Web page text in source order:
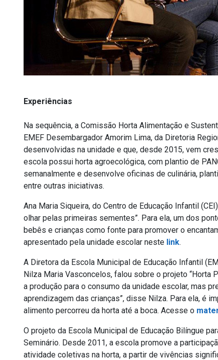
Experiências
Na sequência, a Comissão Horta Alimentação e
EMEF Desembargador Amorim Lima, da Diretoria
desenvolvidas na unidade e que, desde 2015, vem
escola possui horta agroecológica, com plantio de
semanalmente e desenvolve oficinas de culinária,
entre outras iniciativas.
Ana Maria Siqueira, do Centro de Educação Infantil
olhar pelas primeiras sementes”. Para ela, um dos
bebês e crianças como fonte para promover o
apresentado pela unidade escolar neste link.
A Diretora da Escola Municipal de Educação Infantil
Nilza Maria Vasconcelos, falou sobre o projeto “Horta
a produção para o consumo da unidade escolar, mas
aprendizagem das crianças”, disse Nilza. Para ela, é
alimento percorreu da horta até a boca. Acesse o
O projeto da Escola Municipal de Educação Bilíngue
Seminário. Desde 2011, a escola promove a
atividade coletivas na horta, a partir de vivências